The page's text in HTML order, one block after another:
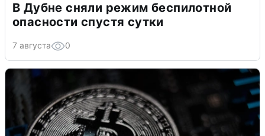
В Дубне сняли режим беспилотной
опасности спустя сутки
7 августа 0